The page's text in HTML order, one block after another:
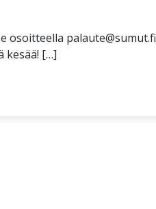
osoitteella palaute@sumut.fi
kesää! […]